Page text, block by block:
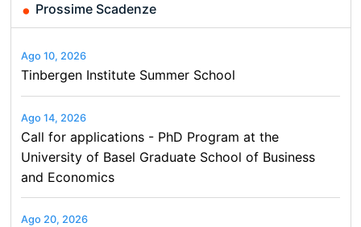
Prossime Scadenze
Ago 10, 2026
Tinbergen Institute Summer School
Ago 14, 2026
Call for applications - PhD Program at the
University of Basel Graduate School of Business
and Economics
Ago 20, 2026